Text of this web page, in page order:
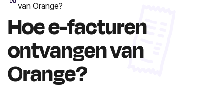
van Orange?
Hoe e-facturen
ontvangen van
Orange?